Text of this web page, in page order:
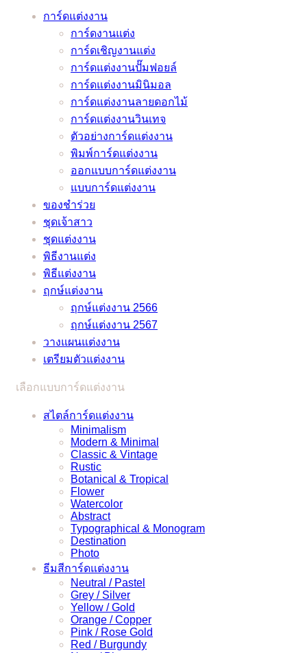
ชื่อ
ดัง
หมอ
ช้าง
และ
หมอ
ลักษณ์
ลับ
จาก
หมอดู
ชื่อ
ดัง
หมอ
ช้าง
และ
หมอ
ไม่
มี
เอา
ทำ!
เมื่อ
ต้อง
เลื่อน
งาน
แต่ง
เพราะ
พิษ
โค
วิด
สาว
แก้
ปัญหา
ยุ่งๆ
ง่ายๆ
การ์ดแต่งงาน
การ์ดงานแต่ง
การ์ดเชิญงานแต่ง
การ์ดแต่งงานปั๊มฟอยล์
การ์ดแต่งงานมินิมอล
การ์ดแต่งงานลายดอกไม้
การ์ดแต่งงานวินเทจ
ตัวอย่างการ์ดแต่งงาน
พิมพ์การ์ดแต่งงาน
ออกแบบการ์ดแต่งงาน
แบบการ์ดแต่งงาน
ของชำร่วย
ชุดเจ้าสาว
ชุดแต่งงาน
พิธีงานแต่ง
พิธีแต่งงาน
ฤกษ์แต่งงาน
ฤกษ์แต่งงาน 2566
ฤกษ์แต่งงาน 2567
วางแผนแต่งงาน
เตรียมตัวแต่งงาน
เลือกแบบการ์ดแต่งงาน
สไตล์การ์ดแต่งงาน
Minimalism
Modern & Minimal
Classic & Vintage
Rustic
Botanical & Tropical
Flower
Watercolor
Abstract
Typographical & Monogram
Destination
Photo
ธีมสีการ์ดแต่งงาน
Neutral / Pastel
Grey / Silver
Yellow / Gold
Orange / Copper
Pink / Rose Gold
Red / Burgundy